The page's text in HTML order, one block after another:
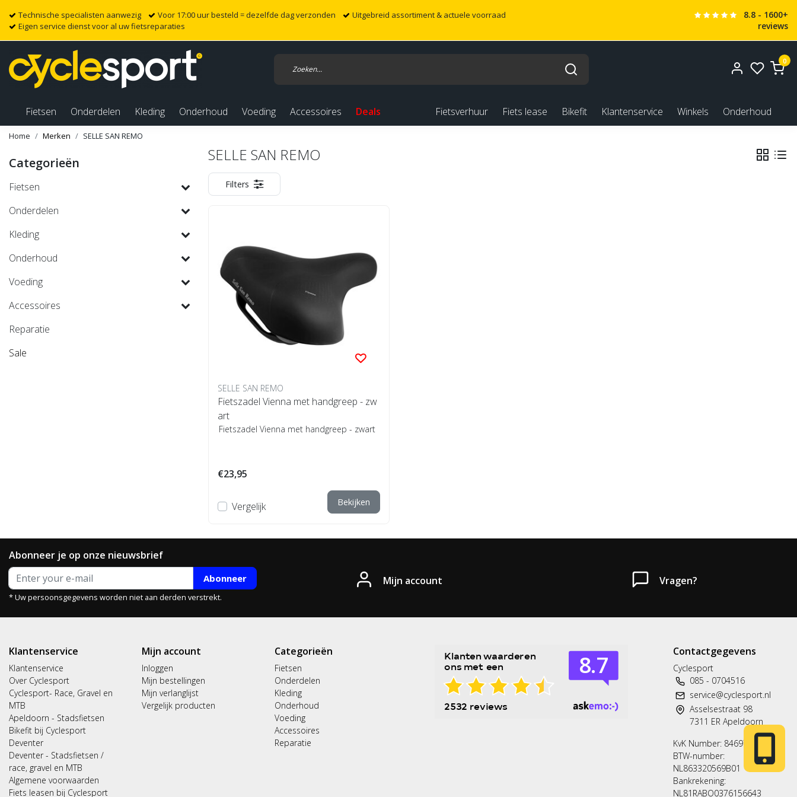
Technische specialisten aanwezig Voor 17:00 uur besteld = dezelfde dag verzonden
Uitgebreid assortiment & actuele voorraad
Eigen service dienst voor al uw fietsreparaties
8.8 - 1600+
reviews
0
Fietsen Onderdelen Kleding Onderhoud Voeding Accessoires Deals Fietsverhuur Fiets lease Bikefit Klantenservice Winkels Onderhoud
Home Merken SELLE SAN REMO
Categorieën
Fietsen
Onderdelen
Kleding
Onderhoud
Voeding
Accessoires
Reparatie
Sale
SELLE SAN REMO
Filters
SELLE SAN REMO
Fietszadel Vienna met handgreep - zw
art
Fietszadel Vienna met handgreep - zwart
€23,95
Vergelijk Bekijken
Abonneer je op onze nieuwsbrief
Abonneer
* Uw persoonsgegevens worden niet aan derden verstrekt.
Mijn account Vragen?
Klantenservice
Klantenservice
Over Cyclesport
Cyclesport- Race, Gravel en
MTB
Apeldoorn - Stadsfietsen
Bikefit bij Cyclesport
Deventer
Deventer - Stadsfietsen /
race, gravel en MTB
Algemene voorwaarden
Fiets leasen bij Cyclesport
Mijn account
Inloggen
Mijn bestellingen
Mijn verlanglijst
Vergelijk producten
Categorieën
Fietsen
Onderdelen
Kleding
Onderhoud
Voeding
Accessoires
Reparatie
Contactgegevens
Cyclesport
085 - 0704516
service@cyclesport.nl
Asselsestraat 98
7311 ER Apeldoorn
KvK Number: 84697563
BTW-number:
NL863320569B01
Bankrekening:
NL81RABO0376156643
Heb je een vraag?
Neem gerust contact met ons op.
Whatsapp
06 83 50 67 66